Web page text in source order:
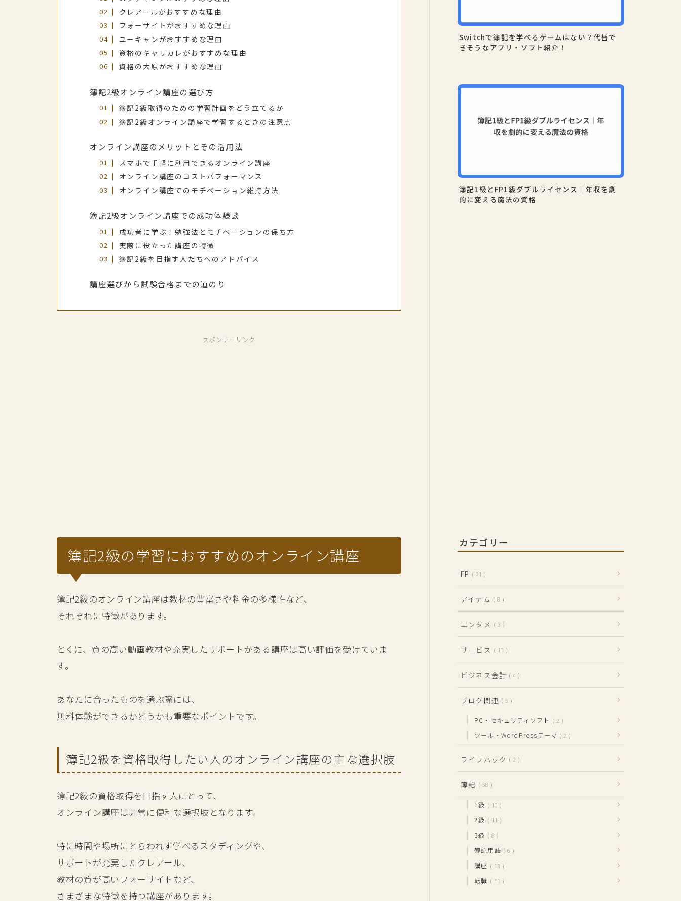
クレアールがおすすめな理由
フォーサイトがおすすめな理由
ユーキャンがおすすめな理由
資格のキャリカレがおすすめな理由
資格の大原がおすすめな理由
簿記2級オンライン講座の選び方
簿記2級取得のための学習計画をどう立てるか
簿記2級オンライン講座で学習するときの注意点
オンライン講座のメリットとその活用法
スマホで手軽に利用できるオンライン講座
オンライン講座のコストパフォーマンス
オンライン講座でのモチベーション維持方法
簿記2級オンライン講座での成功体験談
成功者に学ぶ！勉強法とモチベーションの保ち方
実際に役立った講座の特徴
簿記2級を目指す人たちへのアドバイス
講座選びから試験合格までの道のり
スポンサーリンク
簿記2級の学習におすすめのオンライン講座
簿記2級のオンライン講座は教材の豊富さや料金の多様性など、
それぞれに特徴があります。
とくに、質の高い動画教材や充実したサポートがある講座は高い評価を受けていま
す。
あなたに合ったものを選ぶ際には、
無料体験ができるかどうかも重要なポイントです。
簿記2級を資格取得したい人のオンライン講座の主な選択肢
簿記2級の資格取得を目指す人にとって、
オンライン講座は非常に便利な選択肢となります。
特に時間や場所にとらわれず学べるスタディングや、
サポートが充実したクレアール、
教材の質が高いフォーサイトなど、
さまざまな特徴を持つ講座があります。
Switchで簿記を学べるゲームはない？代替で
きそうなアプリ・ソフト紹介！
簿記1級とFP1級ダブルライセンス｜年収を劇
的に変える魔法の資格
カテゴリー
FP 31
アイテム 8
エンタメ 3
サービス 13
ビジネス会計 4
ブログ関連 5
PC・セキュリティソフト 2
ツール・WordPressテーマ 2
ライフハック 2
簿記 58
1級 10
2級 11
3級 8
簿記用語 6
講座 13
転職 11